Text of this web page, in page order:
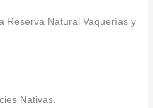
Reserva Natural Vaquerías y
Nativas.